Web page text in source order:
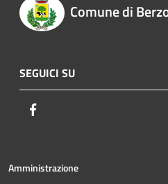
Comune di
SEGUICI SU
Amministrazione